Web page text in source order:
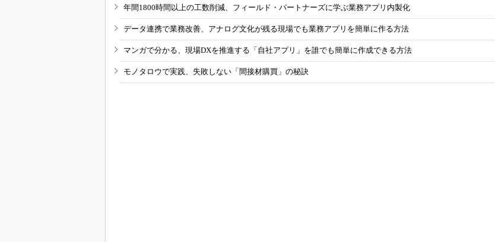
年間1800時間以上の工数削減、フィールド・パートナーズに学ぶ業務アプリ内製化
データ連携で業務改善、アナログ文化が残る現場でも業務アプリを簡単に作る方法
マンガで分かる、現場DXを推進する「自社アプリ」を誰でも簡単に作成できる方法
モノタロウで実践、失敗しない「間接材購買」の秘訣